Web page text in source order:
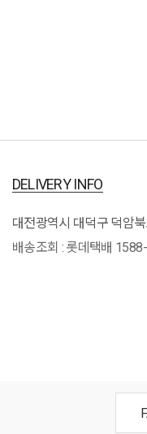
DELIVERY INFO
대전광역시 대덕구 덕암
배송조회 : 롯데택배